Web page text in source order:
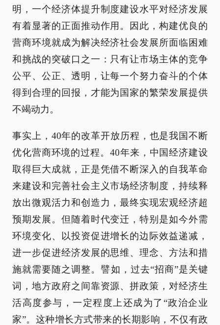
明，一个经济体提升制度建设水平对经济发展
有着显著的正面推动作用。因此，构建优良的
营商环境就成为解决经济社会发展所面临困难
和挑战的突破口之一：只有让市场主体的竞争
公平、公正、透明，让每一个努力奋斗的个体
得到合理的回报，才能为国家的繁荣发展提供
不竭动力。
事实上，40年的改革开放历程，也是我国不断
优化营商环境的过程。40年来，中国经济建设
取得巨大成就，正是凭借不断深入的自我革命
来建设和完善社会主义市场经济制度，持续释
放出微观活力和创造力，最终实现宏观经济超
预期发展。但随着时代变迁，特别是如今外需
环境变化、以投资促进增长的边际效益递减，
进一步促进经济发展的思维、理念、方法和措
施就需要随之调整。譬如，过去“招商”是关键
词，地方政府之间靠资源、拼政策，对经济生
活高度参与，一定程度上还成为了“政治企业
家”。这种增长方式带来的长期影响，不仅有政